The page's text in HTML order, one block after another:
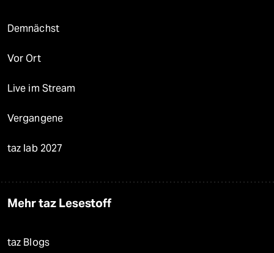
Demnächst
Vor Ort
Live im Stream
Vergangene
taz lab 2027
Mehr taz Lesestoff
taz Blogs